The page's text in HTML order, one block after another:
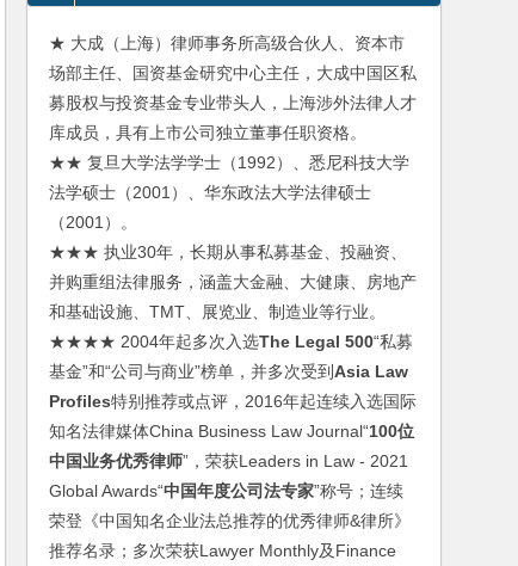
★ 大成（上海）律师事务所高级合伙人、资本市
场部主任、国资基金研究中心主任，大成中国区私
募股权与投资基金专业带头人，上海涉外法律人才
库成员，具有上市公司独立董事任职资格。
★★ 复旦大学法学学士（1992）、悉尼科技大学
法学硕士（2001）、华东政法大学法律硕士
（2001）。
★★★ 执业30年，长期从事私募基金、投融资、
并购重组法律服务，涵盖大金融、大健康、房地产
和基础设施、TMT、展览业、制造业等行业。
★★★★ 2004年起多次入选The Legal 500“私募
基金”和“公司与商业”榜单，并多次受到Asia Law
Profiles特别推荐或点评，2016年起连续入选国际
知名法律媒体China Business Law Journal“100位
中国业务优秀律师”，荣获Leaders in Law - 2021
Global Awards“中国年度公司法专家”称号；连续
荣登《中国知名企业法总推荐的优秀律师&律所》
推荐名录；多次荣获Lawyer Monthly及Finance